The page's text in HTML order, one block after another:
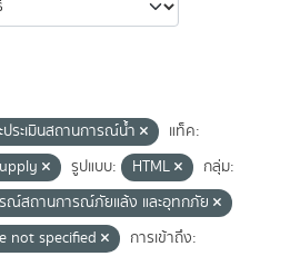
ประเมินสถานการณ์น้ำ
แท็ค:
รูปแบบ: HTML
กลุ่ม:
รณ์สถานการณ์ภัยแล้ง และอุทกภัย
not specified
การเข้าถึง: